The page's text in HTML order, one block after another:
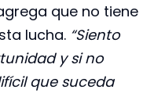
que no tiene
lucha. “Siento
y si no
que suceda